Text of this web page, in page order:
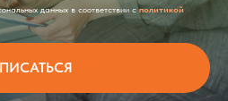
данных в соответствии сполитикой